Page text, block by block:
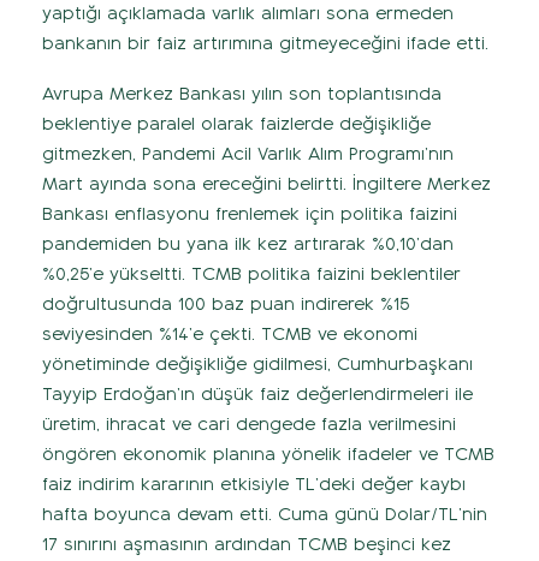
yaptığı açıklamada varlık alımları sona ermeden
bankanın bir faiz artırımına gitmeyeceğini ifade etti.
Avrupa Merkez Bankası yılın son toplantısında
beklentiye paralel olarak faizlerde değişikliğe
gitmezken, Pandemi Acil Varlık Alım Programı’nın
Mart ayında sona ereceğini belirtti. İngiltere Merkez
Bankası enflasyonu frenlemek için politika faizini
pandemiden bu yana ilk kez artırarak %0,10’dan
%0,25’e yükseltti. TCMB politika faizini beklentiler
doğrultusunda 100 baz puan indirerek %15
seviyesinden %14’e çekti. TCMB ve ekonomi
yönetiminde değişikliğe gidilmesi, Cumhurbaşkanı
Tayyip Erdoğan’ın düşük faiz değerlendirmeleri ile
üretim, ihracat ve cari dengede fazla verilmesini
öngören ekonomik planına yönelik ifadeler ve TCMB
faiz indirim kararının etkisiyle TL’deki değer kaybı
hafta boyunca devam etti. Cuma günü Dolar/TL’nin
17 sınırını aşmasının ardından TCMB beşinci kez